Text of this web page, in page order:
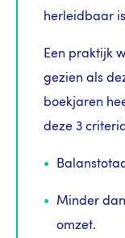
herleidbaar
Een praktijk
gezien als
boekjaren
deze 3
Minder
omzet.